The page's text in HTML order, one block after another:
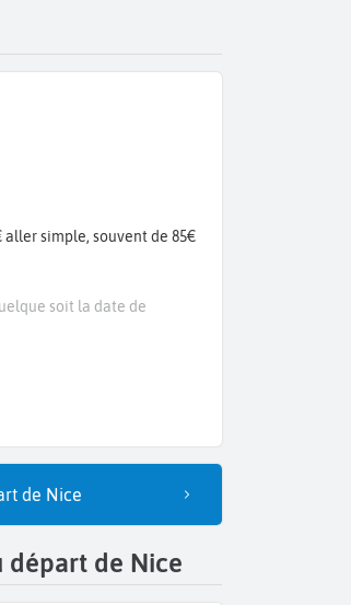
simple, souvent de 85€
soit la date de
de Nice
départ de Nice